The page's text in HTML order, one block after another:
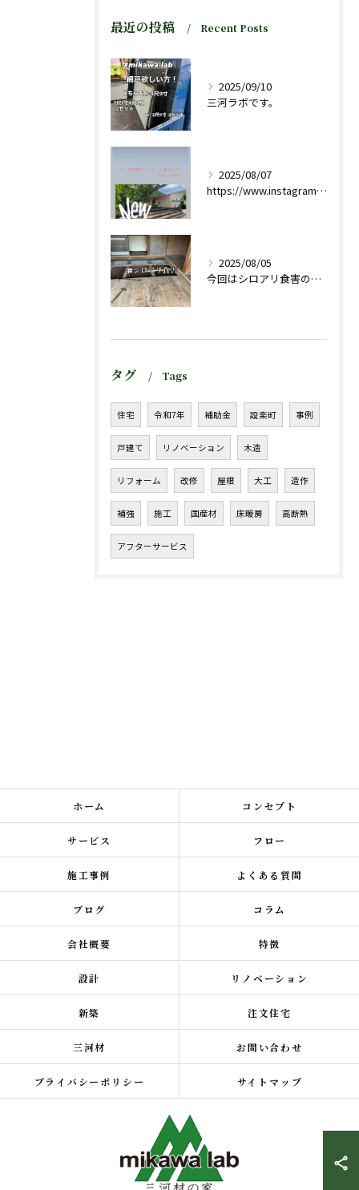
最近の投稿 Recent Posts
2025/09/10
三河ラボです。
2025/08/07
https://www.instagram.com/stor...
2025/08/05
今回はシロアリ食害のお宅の
タグ Tags
住宅 令和7年 補助金 設楽町 事例
戸建て リノベーション 木造
リフォーム 改修 屋根 大工 造作
補強 施工 国産材 床暖房 高断熱
アフターサービス
ホーム コンセプト
サービス フロー
施工事例 よくある質問
ブログ コラム
会社概要 特徴
設計 リノベーション
新築 注文住宅
三河材 お問い合わせ
プライバシーポリシー サイトマップ